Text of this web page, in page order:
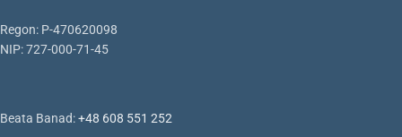
Regon: P-470620098
NIP: 727-000-71-45
Beata Banad:+48 608 551 252